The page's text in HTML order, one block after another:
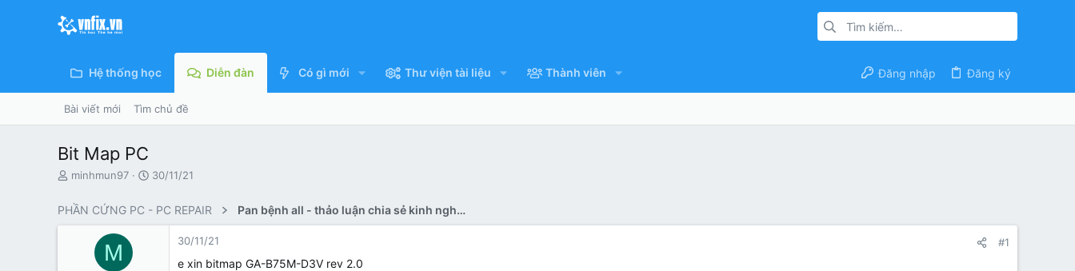
Hệ thống học Diễn đàn Có gì mới Thư viện tài liệu Thành viên Đăng nhập Đăng ký
Bài viết mới Tìm chủ đề
Bit Map PC
N
ư
ờ
minhmun97
N
30/11/21
PHẦN CỨNG PC - PC REPAIR Pan bệnh all - thảo luận chia sẻ kinh nghiệm
M 30/11/21 #1
e xin bitmap GA-B75M-D3V rev 2.0